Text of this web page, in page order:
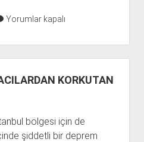
Yorumlar kapalı
KORKUTAN
bölgesi için de
şiddetli bir deprem